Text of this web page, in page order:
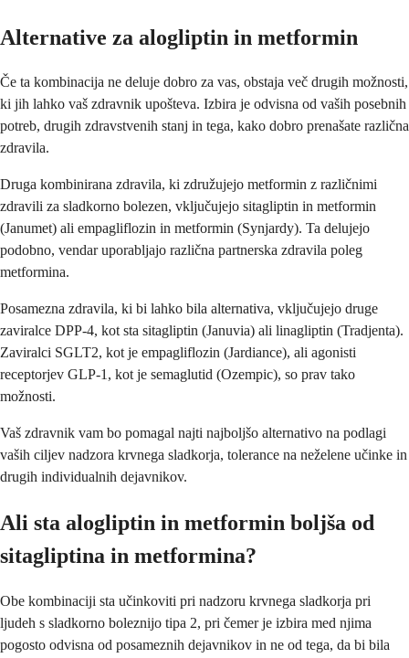
Alternative za alogliptin in metformin
Če ta kombinacija ne deluje dobro za vas, obstaja več drugih možnosti,
ki jih lahko vaš zdravnik upošteva. Izbira je odvisna od vaših posebnih
potreb, drugih zdravstvenih stanj in tega, kako dobro prenašate različna
zdravila.
Druga kombinirana zdravila, ki združujejo metformin z različnimi
zdravili za sladkorno bolezen, vključujejo sitagliptin in metformin
(Janumet) ali empagliflozin in metformin (Synjardy). Ta delujejo
podobno, vendar uporabljajo različna partnerska zdravila poleg
metformina.
Posamezna zdravila, ki bi lahko bila alternativa, vključujejo druge
zaviralce DPP-4, kot sta sitagliptin (Januvia) ali linagliptin (Tradjenta).
Zaviralci SGLT2, kot je empagliflozin (Jardiance), ali agonisti
receptorjev GLP-1, kot je semaglutid (Ozempic), so prav tako
možnosti.
Vaš zdravnik vam bo pomagal najti najboljšo alternativo na podlagi
vaših ciljev nadzora krvnega sladkorja, tolerance na neželene učinke in
drugih individualnih dejavnikov.
Ali sta alogliptin in metformin boljša od
sitagliptina in metformina?
Obe kombinaciji sta učinkoviti pri nadzoru krvnega sladkorja pri
ljudeh s sladkorno boleznijo tipa 2, pri čemer je izbira med njima
pogosto odvisna od posameznih dejavnikov in ne od tega, da bi bila